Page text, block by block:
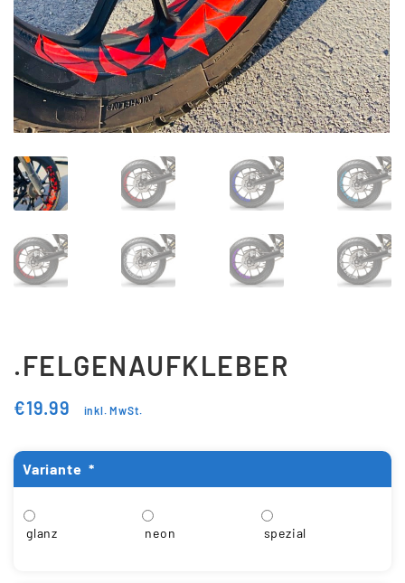
.FELGENAUFKLEBER
€19.99 inkl. MwSt.
Variante *
glanz neon spezial